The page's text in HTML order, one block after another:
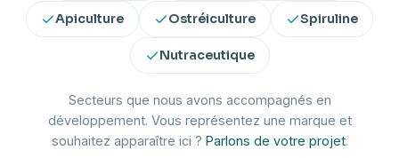
Apiculture Ostréiculture Spiruline
Nutraceutique
Secteurs que nous avons accompagnés en
développement. Vous représentez une marque et
souhaitez apparaître ici ? Parlons de votre projet.